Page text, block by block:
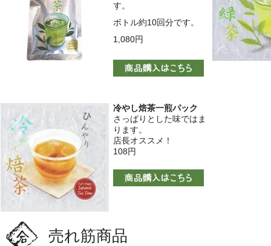
す。
ボトル約10回分です。
1,080円
冷やし焙茶一煎パック
さっぱりとした味ではま
ります。
店長オススメ！
108円
売れ筋商品